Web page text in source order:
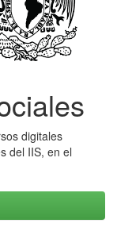
digitales
del IIS, en el